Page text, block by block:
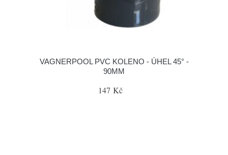
VAGNERPOOL PVC KOLENO - ÚHEL 45° -
90MM
147 Kč